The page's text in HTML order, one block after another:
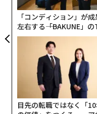
「コンディション」が
左右する――「BAKUNE」の
TIALが支える「挑戦者
目先の転職ではなく「